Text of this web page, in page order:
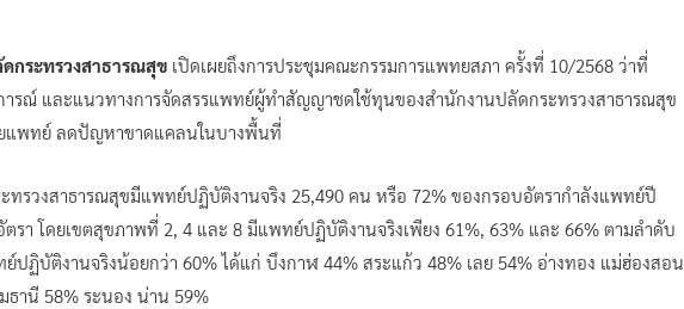
กระทรวงสาธารณสุข เปิดเผยถึงการประชุมคณะกรรมการแพทยสภา ครั้งที่ 10/2568 ว่าที่
รณ์ และแนวทางการจัดสรรแพทย์ผู้ทำสัญญาชดใช้ทุนของสำนักงานปลัดกระทรวงสาธารณสุข
ยแพทย์ ลดปัญหาขาดแคลนในบางพื้นที่
รวงสาธารณสุขมีแพทย์ปฏิบัติงานจริง 25,490 คน หรือ 72% ของกรอบอัตรากำลังแพทย์ปี
ตรา โดยเขตสุขภาพที่ 2, 4 และ 8 มีแพทย์ปฏิบัติงานจริงเพียง 61%, 63% และ 66% ตามลำดับ
ปฏิบัติงานจริงน้อยกว่า 60% ได้แก่ บึงกาฬ 44% สระแก้ว 48% เลย 54% อ่างทอง แม่ฮ่องสอน
านี 58% ระนอง น่าน 59%